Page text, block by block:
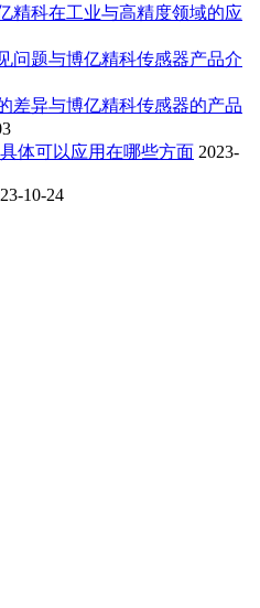
精科在工业与高精度领域的应
问题与博亿精科传感器产品介
差异与博亿精科传感器的产品
体可以应用在哪些方面 2023-
10-24